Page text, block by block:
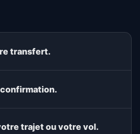
transfert.
trajet ou votre vol.